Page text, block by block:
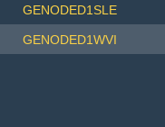
GENODED1SLE
GENODED1WVI